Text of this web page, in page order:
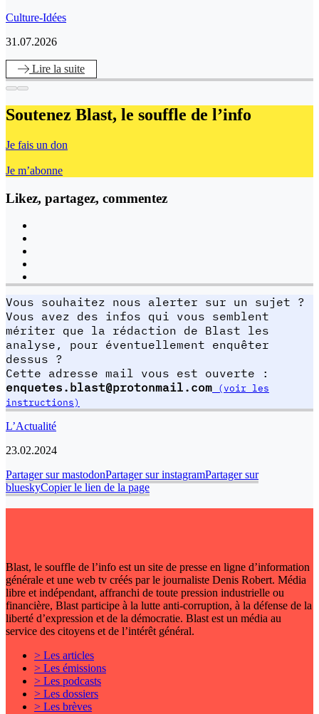
Culture-Idées
31.07.2026
Lire la suite
Soutenez Blast, le souffle de l’info
Je fais un don
Je m’abonne
Likez, partagez, commentez
Vous souhaitez nous alerter sur un sujet ?
Vous avez des infos qui vous semblent
mériter que la rédaction de Blast les
analyse, pour éventuellement enquêter
dessus ?
Cette adresse mail vous est ouverte :
enquetes.blast@protonmail.com (voir les
instructions)
L’Actualité
23.02.2024
Partager sur mastodonPartager sur instagramPartager sur
blueskyCopier le lien de la page
Blast, le souffle de l’info est un site de presse en ligne d’information
générale et une web tv créés par le journaliste Denis Robert. Média
libre et indépendant, affranchi de toute pression industrielle ou
financière, Blast participe à la lutte anti-corruption, à la défense de la
liberté d’expression et de la démocratie. Blast est un média au
service des citoyens et de l’intérêt général.
> Les articles
> Les émissions
> Les podcasts
> Les dossiers
> Les brèves